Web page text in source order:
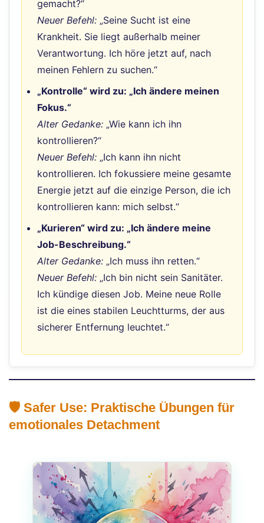
gemacht?“
Neuer Befehl:„Seine Sucht ist eine
Krankheit. Sie liegt außerhalb meiner
Verantwortung. Ich höre jetzt auf, nach
meinen Fehlern zu suchen.“
„Kontrolle“ wird zu: „Ich ändere meinen
Fokus.“
Alter Gedanke:„Wie kann ich ihn
kontrollieren?“
Neuer Befehl:„Ich kann ihn nicht
kontrollieren. Ich fokussiere meine gesamte
Energie jetzt auf die einzige Person, die ich
kontrollieren kann: mich selbst.“
„Kurieren“ wird zu: „Ich ändere meine
Job-Beschreibung.“
Alter Gedanke:„Ich muss ihn retten.“
Neuer Befehl:„Ich bin nicht sein Sanitäter.
Ich kündige diesen Job. Meine neue Rolle
ist die eines stabilen Leuchtturms, der aus
sicherer Entfernung leuchtet.“
🛡️ Safer Use: Praktische Übungen für
emotionales Detachment